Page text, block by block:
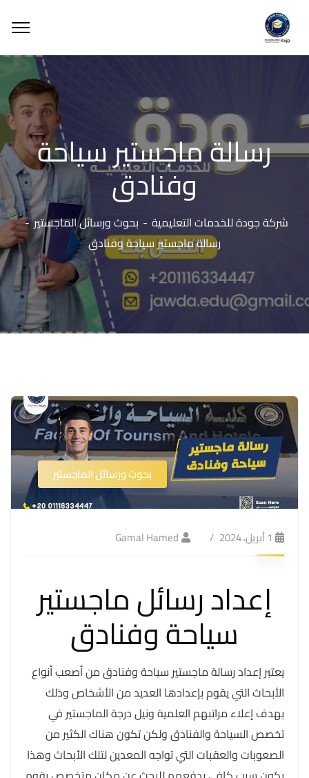
رسالة ماجستير سياحة
وفنادق
شركة جودة للخدمات التعليمية
بحوث ورسائل الماجستير
رسالة ماجستير سياحة وفنادق
بحوث ورسائل الماجستير
1 أبريل، 2024 Gamal Hamed
إعداد رسائل ماجستير
سياحة وفنادق
يعتبر إعداد رسالة ماجستير سياحة وفنادق من أصعب أنواع
الأبحاث التي يقوم بإعدادها العديد من الأشخاص وذلك
بهدف إعلاء مراتبهم العلمية ونيل درجة الماجستير في
تخصص السياحة والفنادق ولكن تكون هناك الكثير من
الصعوبات والعقبات التي تواجه المعدين لتلك الأبحاث وهذا